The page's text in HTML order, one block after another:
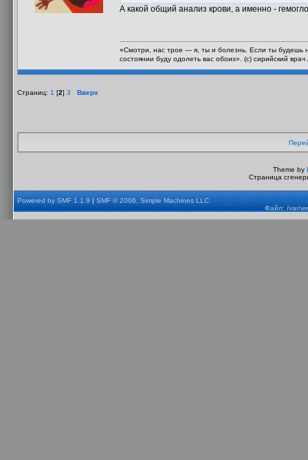
А какой общий анализ крови, а именно -
«Смотри, нас трое — я, ты и болезнь. Если ты будешь
состоянии буду одолеть вас обоих». (с) сирийский
Страниц: 1 [2] 3 Вверх
Theme by
Страница
Powered by SMF 1.1.9|SMF © 2006, Simple Machines LLC
Файл: /var/